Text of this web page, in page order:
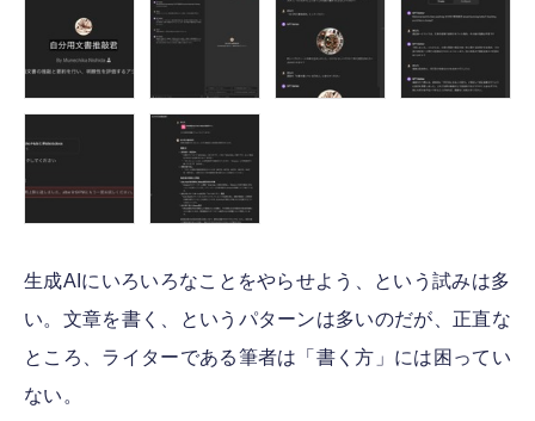
生成AIにいろいろなことをやらせよう、という試みは多
い。文章を書く、というパターンは多いのだが、正直な
ところ、ライターである筆者は「書く方」には困ってい
ない。